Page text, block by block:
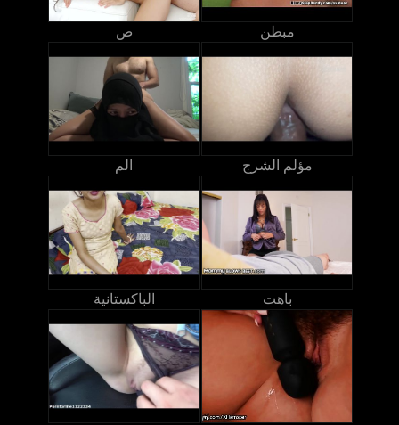
ص مبطن
الم مؤلم الشرج
الباكستانية باهت